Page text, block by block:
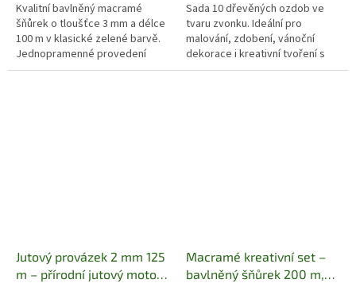
Kvalitní bavlněný macramé
šňůrek o tloušťce 3 mm a délce
100 m v klasické zelené barvě.
Jednopramenné provedení
umožňuje snadné rozčesávání,
Sada 10 dřevěných ozdob ve
tvaru zvonku. Ideální pro
malování, zdobení, vánoční
dekorace i kreativní tvoření s
dětmi.
Jutový provázek 2 mm 125
m – přírodní jutový motouz
Macramé kreativní set –
bavlněný šňůrek 200 m,